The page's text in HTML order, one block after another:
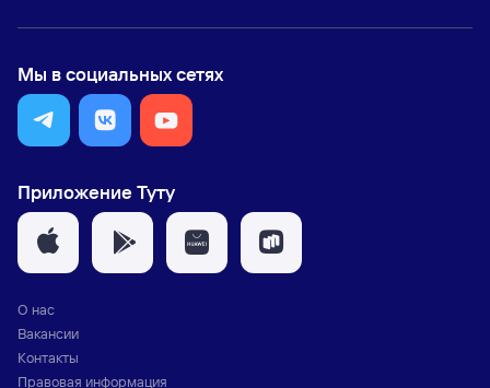
Мы в социальных сетях
Приложение Туту
О нас
Вакансии
Контакты
Правовая информация